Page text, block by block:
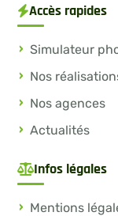
Accès rapides
Simulateur
Nos
Nos agences
Actualités
Infos légales
Mentions